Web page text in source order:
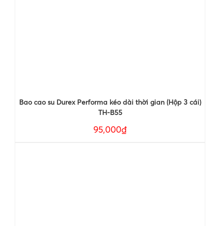
Bao cao su Durex Performa kéo dài thời gian (Hộp 3 cái)
TH-B55
95,000₫